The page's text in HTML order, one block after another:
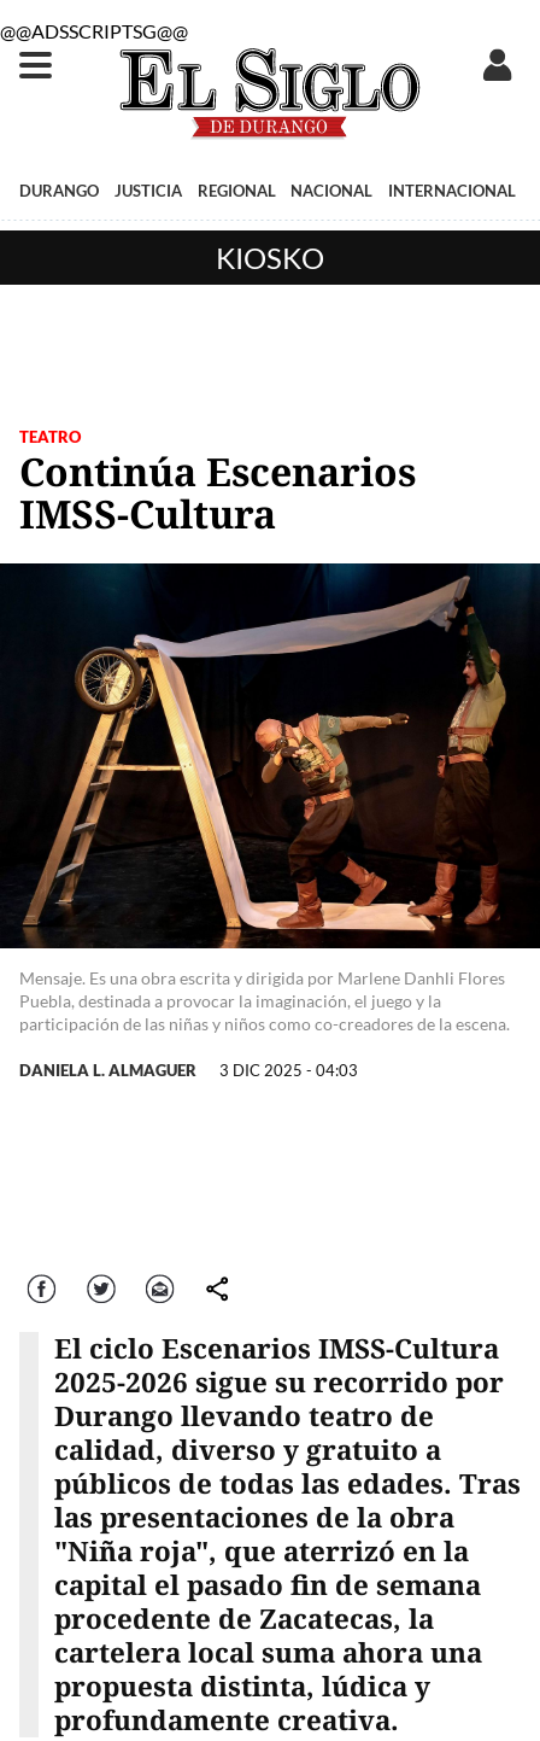
@@ADSSCRIPTSG@@
DURANGO JUSTICIA REGIONAL NACIONAL INTERNACIONAL
KIOSKO
TEATRO
Continúa Escenarios
IMSS-Cultura
Mensaje. Es una obra escrita y dirigida por Marlene Danhli Flores
Puebla, destinada a provocar la imaginación, el juego y la
participación de las niñas y niños como co-creadores de la escena.
DANIELA L. ALMAGUER 3 DIC 2025 - 04:03
Facebook Twitter Correo comparte
El ciclo Escenarios IMSS-Cultura
2025-2026 sigue su recorrido por
Durango llevando teatro de
calidad, diverso y gratuito a
públicos de todas las edades. Tras
las presentaciones de la obra
"Niña roja", que aterrizó en la
capital el pasado fin de semana
procedente de Zacatecas, la
cartelera local suma ahora una
propuesta distinta, lúdica y
profundamente creativa.